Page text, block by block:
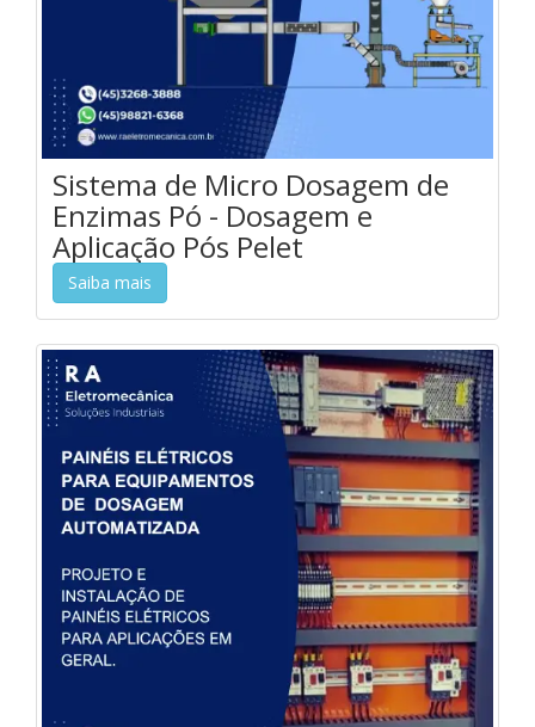
Sistema de Micro Dosagem de
Enzimas Pó - Dosagem e
Aplicação Pós Pelet
Saiba mais